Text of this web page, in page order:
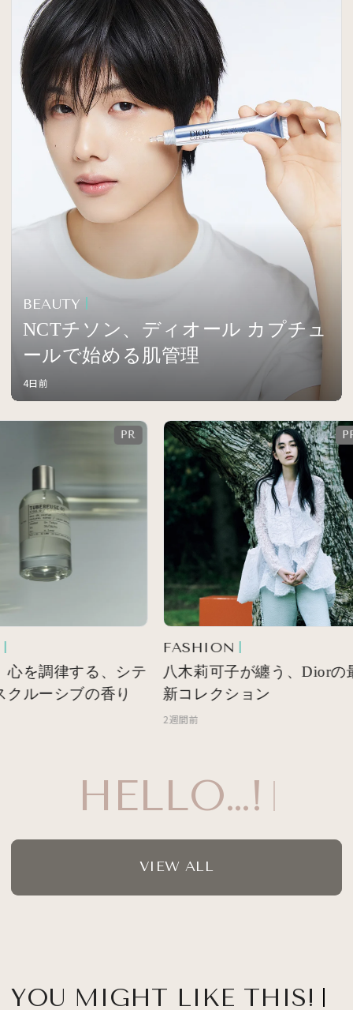
BEAUTY
NCTチソン、ディオール カプチュ
ールで始める肌管理
4日前
HELLO…!
を調律する、シテ
ルーシブの香り
FASHION
八木莉可子が纏う、Diorの最
新コレクション
2週間前
VIEW ALL
YOU MIGHT LIKE THIS!